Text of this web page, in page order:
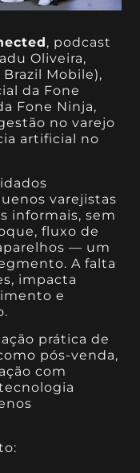
, podcast
Oliveira,
Mobile),
da Fone
Fone Ninja,
no varejo
artificial no
varejistas
informais, sem
fluxo de
— um
A falta
impacta
e
prática de
pós-venda,
com